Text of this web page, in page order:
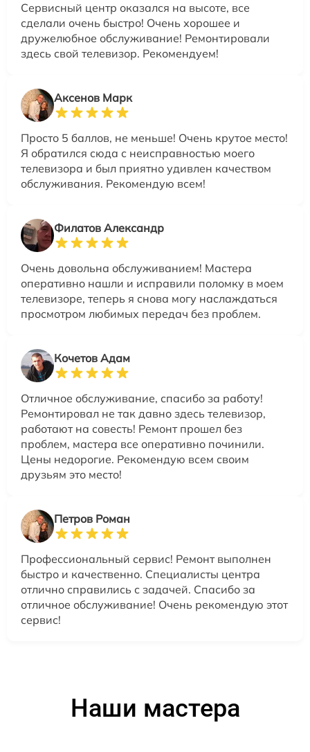
Сервисный центр оказался на высоте, все
сделали очень быстро! Очень хорошее и
дружелюбное обслуживание! Ремонтировали
здесь свой телевизор. Рекомендуем!
Аксенов Марк
Просто 5 баллов, не меньше! Очень крутое место!
Я обратился сюда с неисправностью моего
телевизора и был приятно удивлен качеством
обслуживания. Рекомендую всем!
Филатов Александр
Очень довольна обслуживанием! Мастера
оперативно нашли и исправили поломку в моем
телевизоре, теперь я снова могу наслаждаться
просмотром любимых передач без проблем.
Кочетов Адам
Отличное обслуживание, спасибо за работу!
Ремонтировал не так давно здесь телевизор,
работают на совесть! Ремонт прошел без
проблем, мастера все оперативно починили.
Цены недорогие. Рекомендую всем своим
друзьям это место!
Петров Роман
Профессиональный сервис! Ремонт выполнен
быстро и качественно. Специалисты центра
отлично справились с задачей. Спасибо за
отличное обслуживание! Очень рекомендую этот
сервис!
Наши мастера